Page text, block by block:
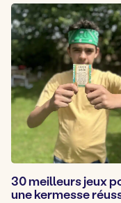
30 meilleurs jeux
une kermesse